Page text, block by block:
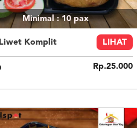
Minimal : 10pax
Liwet Komplit LIHAT
Rp.25.000